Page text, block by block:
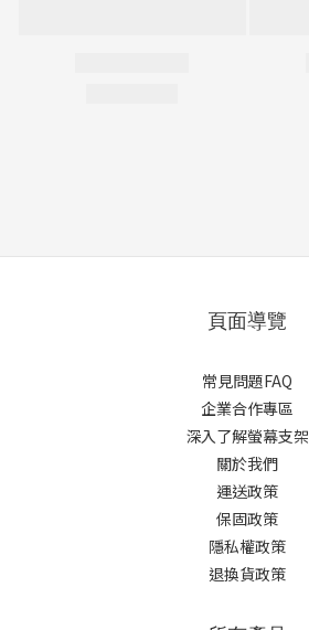
頁面導覽
常見問題FAQ
企業合作專區
深入了解螢幕支架
關於我們
運送政策
保固政策
隱私權政策
退換貨政策